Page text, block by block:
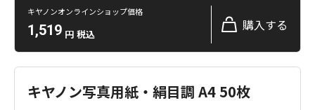
キヤノンオンラインショップ価格
1,519 円 税込
購入する
キヤノン写真用紙・絹目調 A4 50枚